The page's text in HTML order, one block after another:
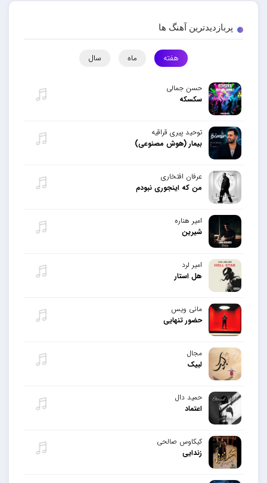
پربازدیدترین آهنگ ها
هفته ماه سال
حسن جمالی
سکسکه
توحید پیری قراقیه
بیمار (هوش مصنوعی)
عرفان افتخاری
من که اینجوری نبودم
امیر هناره
شیرین
امیر لرد
هل استار
مانی ویس
حضور تنهایی
مجال
لبیک
حمید دال
اعتماد
کیکاوس صالحی
زندایی